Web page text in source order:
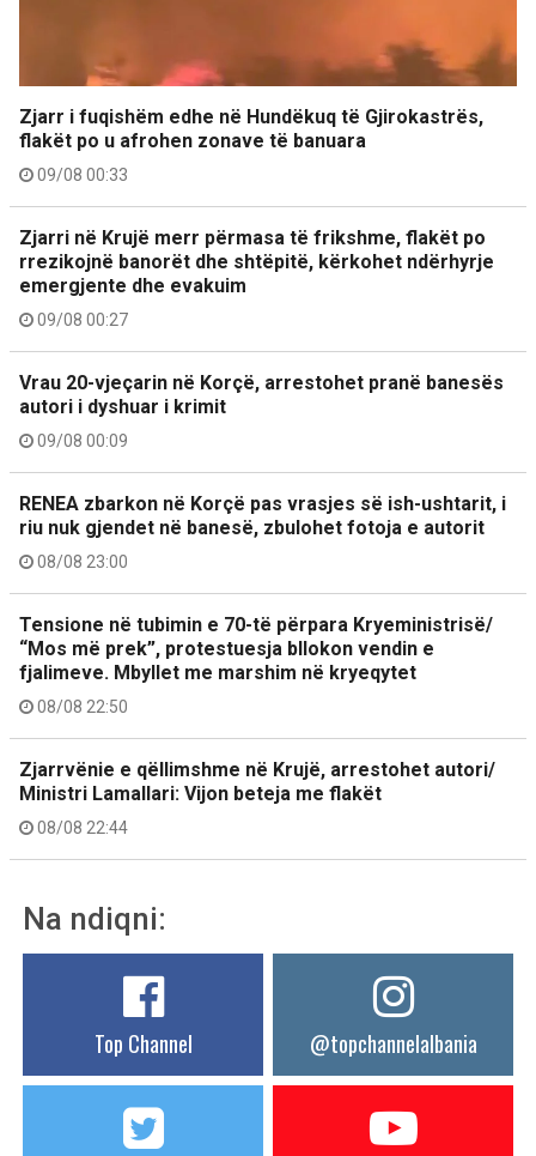
Zjarr i fuqishëm edhe në Hundëkuq të Gjirokastrës,
flakët po u afrohen zonave të banuara
09/08 00:33
Zjarri në Krujë merr përmasa të frikshme, flakët po
rrezikojnë banorët dhe shtëpitë, kërkohet ndërhyrje
emergjente dhe evakuim
09/08 00:27
Vrau 20-vjeçarin në Korçë, arrestohet pranë banesës
autori i dyshuar i krimit
09/08 00:09
RENEA zbarkon në Korçë pas vrasjes së ish-ushtarit, i
riu nuk gjendet në banesë, zbulohet fotoja e autorit
08/08 23:00
Tensione në tubimin e 70-të përpara Kryeministrisë/
“Mos më prek”, protestuesja bllokon vendin e
fjalimeve. Mbyllet me marshim në kryeqytet
08/08 22:50
Zjarrvënie e qëllimshme në Krujë, arrestohet autori/
Ministri Lamallari: Vijon beteja me flakët
08/08 22:44
Na ndiqni:
Top Channel @topchannelalbania